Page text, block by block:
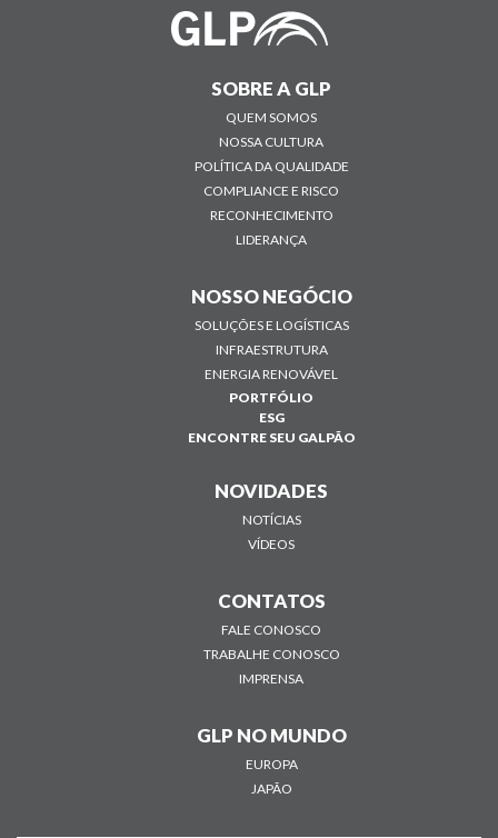
SOBRE A GLP
QUEM SOMOS
NOSSA CULTURA
POLÍTICA DA QUALIDADE
COMPLIANCE E RISCO
RECONHECIMENTO
LIDERANÇA
NOSSO NEGÓCIO
SOLUÇÕES E LOGÍSTICAS
INFRAESTRUTURA
ENERGIA RENOVÁVEL
PORTFÓLIO
ESG
ENCONTRE SEU GALPÃO
NOVIDADES
NOTÍCIAS
VÍDEOS
CONTATOS
FALE CONOSCO
TRABALHE CONOSCO
IMPRENSA
GLP NO MUNDO
EUROPA
JAPÃO